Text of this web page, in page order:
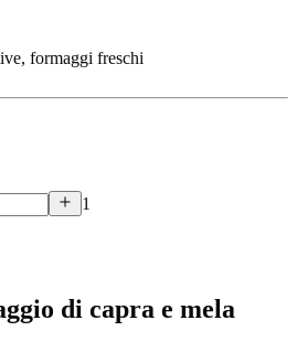
formaggi freschi
1
di capra e mela